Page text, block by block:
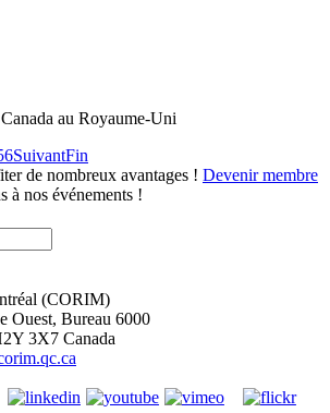
au Royaume-Uni
6SuivantFin
de nombreux avantages ! Devenir membre
à nos événements !
(CORIM)
Ouest, Bureau 6000
3X7 Canada